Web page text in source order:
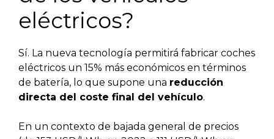
eléctricos?
Sí. La nueva tecnología permitirá fabricar coches
eléctricos un 15% más económicos en términos
de batería, lo que supone una reducción
directa del coste final del vehículo.
En un contexto de bajada general de precios